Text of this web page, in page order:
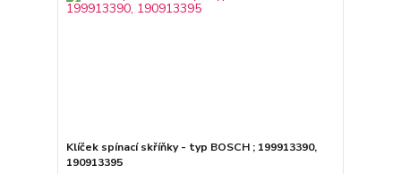
Klíček spínací skříňky - typ BOSCH ; 199913390,
190913395